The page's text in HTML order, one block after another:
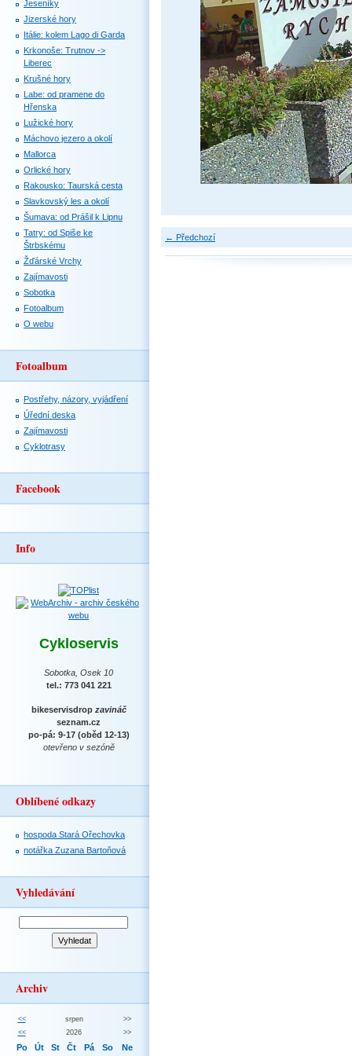
← Předchozí
Jeseníky
Jizerské hory
Itálie: kolem Lago di Garda
Krkonoše: Trutnov ->
Liberec
Krušné hory
Labe: od pramene do
Hřenska
Lužické hory
Máchovo jezero a okolí
Mallorca
Orlické hory
Rakousko: Taurská cesta
Slavkovský les a okolí
Šumava: od Prášil k Lipnu
Tatry: od Spiše ke
Štrbskému
Žďárské Vrchy
Zajímavosti
Sobotka
Fotoalbum
O webu
Fotoalbum
Postřehy, názory, vyjádření
Úřední deska
Zajímavosti
Cyklotrasy
Facebook
Info
Cykloservis
Sobotka, Osek 10
tel.: 773 041 221
bikeservisdrop zavináč
seznam.cz
po-pá: 9-17 (oběd 12-13)
otevřeno v sezóně
Oblíbené odkazy
hospoda Stará Ořechovka
notářka Zuzana Bartoňová
Vyhledávání
Archiv
<< srpen
>>
<<
2026 >>
Po Út St Čt Pá So Ne